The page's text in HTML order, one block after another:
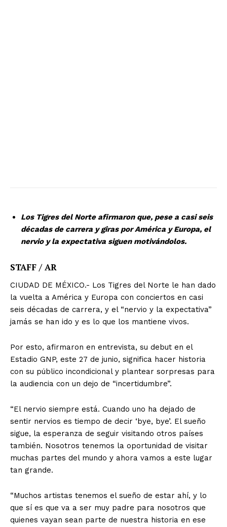
Los Tigres del Norte afirmaron que, pese a casi seis
décadas de carrera y giras por América y Europa, el
nervio y la expectativa siguen motivándolos.
STAFF / AR
CIUDAD DE MÉXICO.- Los Tigres del Norte le han dado
la vuelta a América y Europa con conciertos en casi
seis décadas de carrera, y el “nervio y la expectativa”
jamás se han ido y es lo que los mantiene vivos.
Por esto, afirmaron en entrevista, su debut en el
Estadio GNP, este 27 de junio, significa hacer historia
con su público incondicional y plantear sorpresas para
la audiencia con un dejo de “incertidumbre”.
“El nervio siempre está. Cuando uno ha dejado de
sentir nervios es tiempo de decir ‘bye, bye’. El sueño
sigue, la esperanza de seguir visitando otros países
también. Nosotros tenemos la oportunidad de visitar
muchas partes del mundo y ahora vamos a este lugar
tan grande.
“Muchos artistas tenemos el sueño de estar ahí, y lo
que sí es que va a ser muy padre para nosotros que
quienes vayan sean parte de nuestra historia en ese